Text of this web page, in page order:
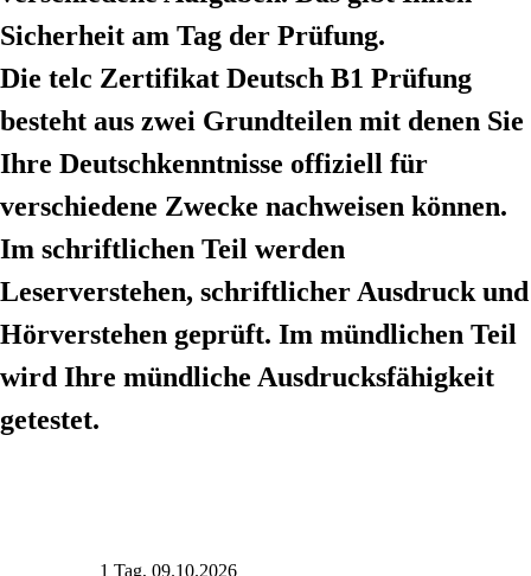
Sicherheit am Tag der Prüfung.
Die telc Zertifikat Deutsch B1 Prüfung
besteht aus zwei Grundteilen mit denen Sie
Ihre Deutschkenntnisse offiziell für
verschiedene Zwecke nachweisen können.
Im schriftlichen Teil werden
Leserverstehen, schriftlicher Ausdruck und
Hörverstehen geprüft. Im mündlichen Teil
wird Ihre mündliche Ausdrucksfähigkeit
getestet.
1 Tag, 09.10.2026